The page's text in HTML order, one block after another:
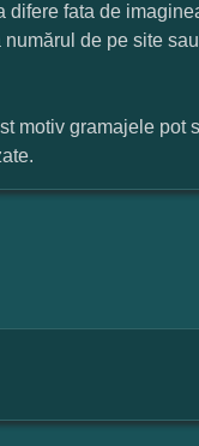
difere fata de
de pe site
motiv gramajele pot